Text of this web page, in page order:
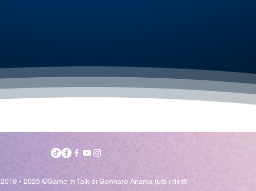
2019 - 2025 ©Game 'n Talk di Gennaro Anania tutti i diritti